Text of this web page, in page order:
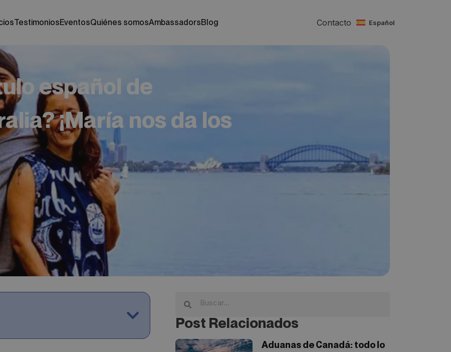
testimonios eventos quiénes somos ambassadors blog Contacto español
español de
¡María nos da los
Post Relacionados
Aduanas de Canadá: todo lo